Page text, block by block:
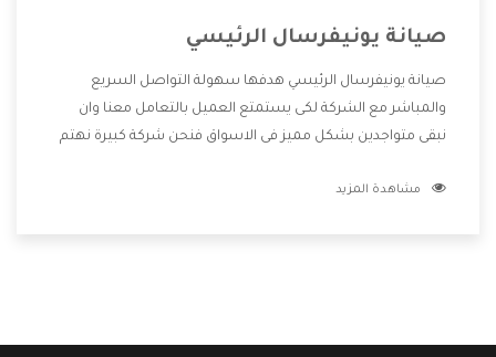
صيانة يونيفرسال الرئيسي
صيانة يونيفرسال الرئيسي هدفها سهولة التواصل السريع
والمباشر مع الشركة لكى يستمتع العميل بالتعامل معنا وان
نبقى متواجدين بشكل مميز فى الاسواق فنحن شركة كبيرة نهتم
الشركة بها والتى تكون منها خدمة الصيانة التى تكون من أهم
مشاهدة المزيد